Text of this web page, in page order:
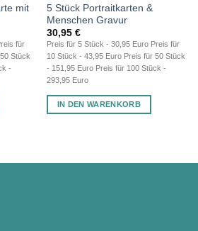
mit
für
Stück
-
5 Stück Portraitkarten &
Menschen Gravur
30,95 €
Preis für 5 Stück - 30,95 Euro Preis für
10 Stück - 43,95 Euro Preis für 50 Stück
- 151,95 Euro Preis für 100 Stück -
293,95 Euro
IN DEN WARENKORB